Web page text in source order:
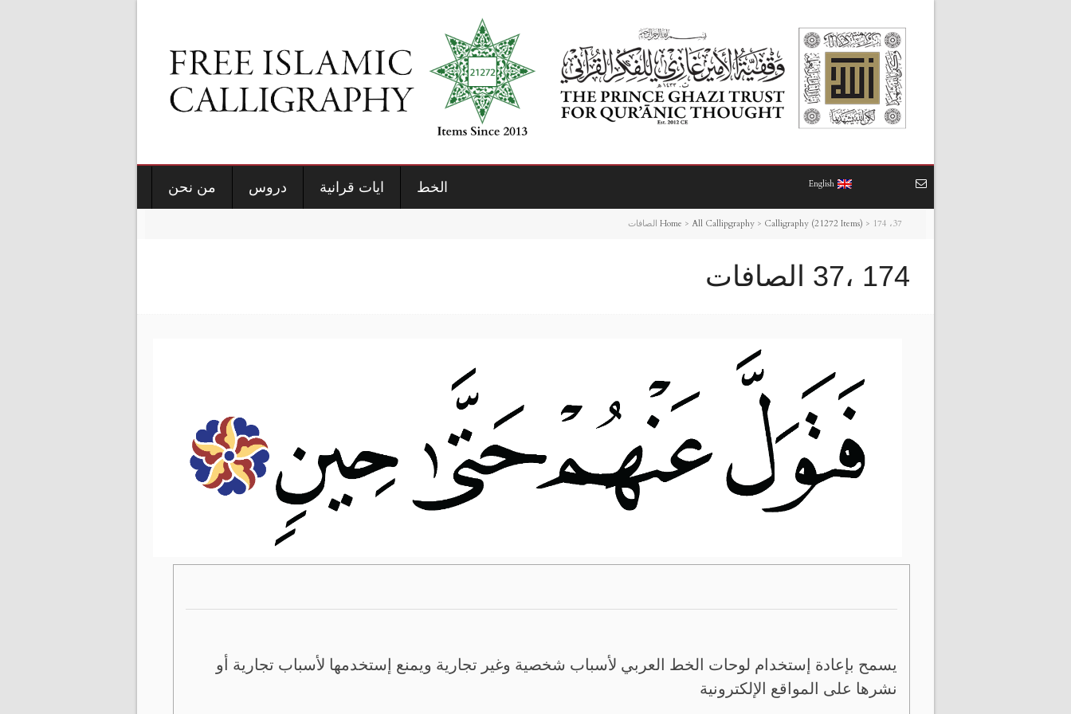
الخط ايات قرانية دروس من نحن English
Home > All Callipgraphy > Calligraphy (21272 Items) > 174 ،37 الصافات
174 ،37 الصافات
يسمح بإعادة إستخدام لوحات الخط العربي لأسباب شخصية وغير تجارية ويمنع إستخدمها لأسباب تجارية أو
نشرها على المواقع الإلكترونية